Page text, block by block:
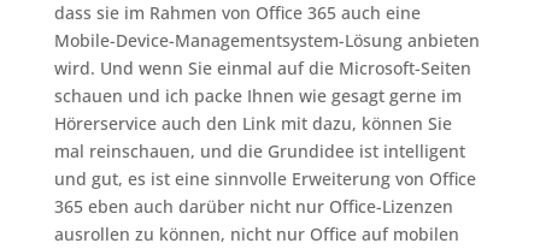
dass sie im Rahmen von Office 365 auch eine
Mobile-Device-Managementsystem-Lösung anbieten
wird. Und wenn Sie einmal auf die Microsoft-Seiten
schauen und ich packe Ihnen wie gesagt gerne im
Hörerservice auch den Link mit dazu, können Sie
mal reinschauen, und die Grundidee ist intelligent
und gut, es ist eine sinnvolle Erweiterung von Office
365 eben auch darüber nicht nur Office-Lizenzen
ausrollen zu können, nicht nur Office auf mobilen